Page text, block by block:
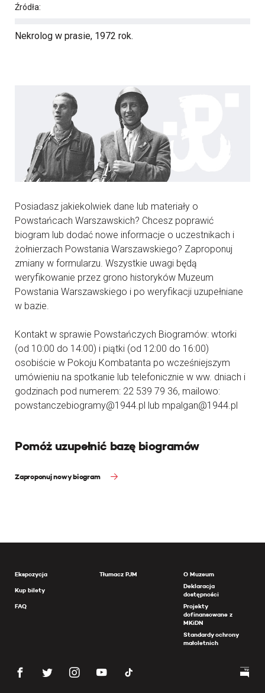
Źródła:
Nekrolog w prasie, 1972 rok.
Posiadasz jakiekolwiek dane lub materiały o
Powstańcach Warszawskich? Chcesz poprawić
biogram lub dodać nowe informacje o uczestnikach i
żołnierzach Powstania Warszawskiego? Zaproponuj
zmiany w formularzu. Wszystkie uwagi będą
weryfikowanie przez grono historyków Muzeum
Powstania Warszawskiego i po weryfikacji uzupełniane
w bazie.
Kontakt w sprawie Powstańczych Biogramów: wtorki
(od 10:00 do 14:00) i piątki (od 12:00 do 16:00)
osobiście w Pokoju Kombatanta po wcześniejszym
umówieniu na spotkanie lub telefonicznie w ww. dniach i
godzinach pod numerem: 22 539 79 36, mailowo:
powstanczebiogramy@1944.pl lub mpalgan@1944.pl
Pomóż uzupełnić bazę biogramów
Zaproponuj nowy biogram
Ekspozycja
Kup bilety
FAQ
Tłumacz PJM
O Muzeum
Deklaracja
dostępności
Projekty
dofinansowane z
MKiDN
Standardy ochrony
małoletnich